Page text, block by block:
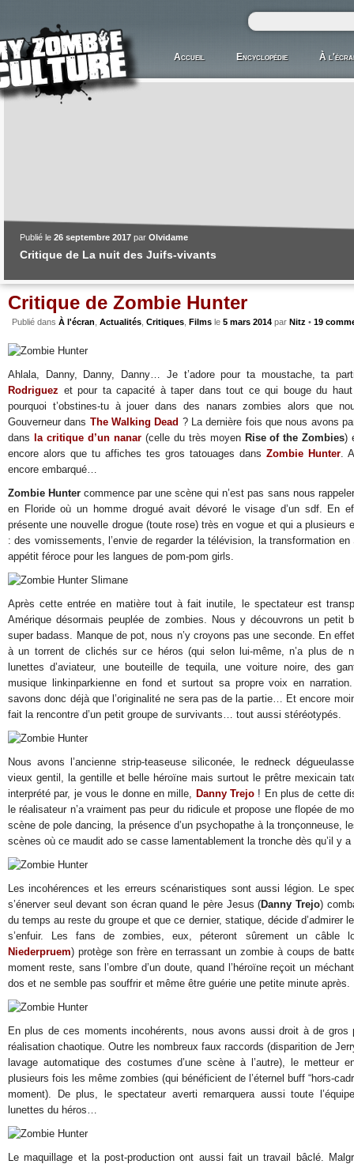
Accueil Encyclopédie À
Publié le 26 septembre 2017 par Olvidame
Critique de La nuit des Juifs-vivants
Critique de Zombie Hunter
Publié dans À l'écran Actualités Critiques Films le 5 mars 2014 par Nitz • 19
Ahlala, Danny, Danny, Danny… Je t’adore pour ta moustache, ta
Rodriguez et pour ta capacité à taper dans tout ce qui bouge du
pourquoi t’obstines-tu à jouer dans des nanars zombies alors que
Gouverneur dans The Walking Dead ? La dernière fois que nous avons
dans
la critique d’un nanar(celle du très moyen Rise of the Zombies)
encore alors que tu affiches tes gros tatouages dans Zombie Hunter.
encore embarqué…
Zombie Hunter commence par une scène qui n’est pas sans nous
en Floride où un homme drogué avait dévoré le visage d’un sdf. En
présente une nouvelle drogue (toute rose) très en vogue et qui a plusieurs
: des vomissements, l’envie de regarder la télévision, la transformation
appétit féroce pour les langues de pom-pom girls.
Après cette entrée en matière tout à fait inutile, le spectateur est
Amérique désormais peuplée de zombies. Nous y découvrons un petit
super badass. Manque de pot, nous n’y croyons pas une seconde. En
à un torrent de clichés sur ce héros (qui selon lui-même, n’a plus de
lunettes d’aviateur, une bouteille de tequila, une voiture noire, des
musique linkinparkienne en fond et surtout sa propre voix en
savons donc déjà que l’originalité ne sera pas de la partie… Et encore
fait la rencontre d’un petit groupe de survivants… tout aussi stéréotypés.
Nous avons l’ancienne strip-teaseuse siliconée, le redneck
vieux gentil, la gentille et belle héroïne mais surtout le prêtre mexicain
interprété par, je vous le donne en mille, Danny Trejo ! En plus de cette
le réalisateur n’a vraiment pas peur du ridicule et propose une flopée de
scène de pole dancing, la présence d’un psychopathe à la tronçonneuse,
scènes où ce maudit ado se casse lamentablement la tronche dès qu’il y a
Les incohérences et les erreurs scénaristiques sont aussi légion. Le
s’énerver seul devant son écran quand le père Jesus (Danny Trejo)
du temps au reste du groupe et que ce dernier, statique, décide d’admirer
s’enfuir. Les fans de zombies, eux, péteront sûrement un câble
Niederpruem) protège son frère en terrassant un zombie à coups de
moment reste, sans l’ombre d’un doute, quand l’héroïne reçoit un
dos et ne semble pas souffrir et même être guérie une petite minute après.
En plus de ces moments incohérents, nous avons aussi droit à de gros
réalisation chaotique. Outre les nombreux faux raccords (disparition de
lavage automatique des costumes d’une scène à l’autre), le metteur
plusieurs fois les même zombies (qui bénéficient de l’éternel buff “hors-
moment). De plus, le spectateur averti remarquera aussi toute
lunettes du héros…
Le maquillage et la post-production ont aussi fait un travail bâclé.